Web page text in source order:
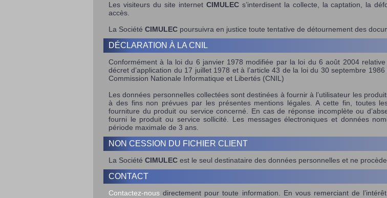
Les visiteurs du site internet CIMULECs’interdisent la collecte, la captation, la
accès.
La Société CIMULEC poursuivra en justice toute tentative de détournement des
DÉCLARATION À LA CNIL
Conformément à la loi du 6 janvier 1978 modifiée par la loi du 6 août 2004
décret d’application du 17 juillet 1978 et à l’article 43 de la loi du 30 septembre
Commission Nationale Informatique et Libertés (CNIL)
Les données personnelles collectées sont destinées à fournir à l’utilisateur les
à des fins non prévues par les présentes mentions légales. A cette fin, toutes
fourniture du produit ou service concerné. En cas de réponse incomplète ou
fourni le produit ou service sollicité. Les messages électroniques et données
période maximale de 3 ans.
NON CESSION DU FICHIER CLIENT
La Société CIMULEC est le seul destinataire des données personnelles et ne
CONTACT
Contactez-nous directement pour toute information. En vous remerciant de